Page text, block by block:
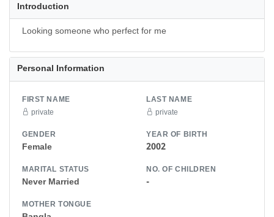
Introduction
Looking someone who perfect for me
Personal Information
FIRST NAME
private
LAST NAME
private
GENDER
Female
YEAR OF BIRTH
2002
MARITAL STATUS
Never Married
NO. OF CHILDREN
-
MOTHER TONGUE